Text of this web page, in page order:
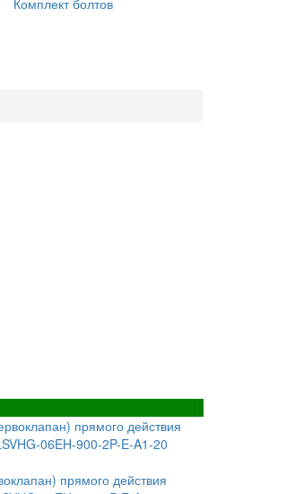
Комплект болтов
прямого действия